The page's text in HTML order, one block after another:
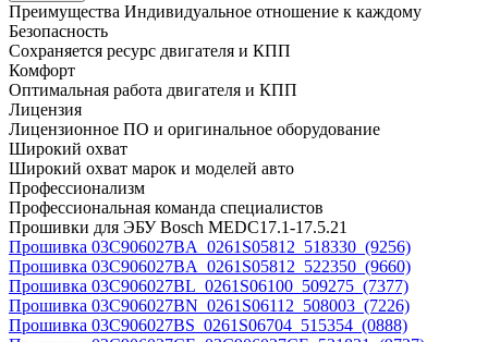
Преимущества Индивидуальное отношение к каждому
Безопасность
Сохраняется ресурс двигателя и КПП
Комфорт
Оптимальная работа двигателя и КПП
Лицензия
Лицензионное ПО и оригинальное оборудование
Широкий охват
Широкий охват марок и моделей авто
Профессионализм
Профессиональная команда специалистов
Прошивки для ЭБУ Bosch MEDC17.1-17.5.21
Прошивка 03C906027BA_0261S05812_518330_(9256)
Прошивка 03C906027BA_0261S05812_522350_(9660)
Прошивка 03C906027BL_0261S06100_509275_(7377)
Прошивка 03C906027BN_0261S06112_508003_(7226)
Прошивка 03C906027BS_0261S06704_515354_(0888)